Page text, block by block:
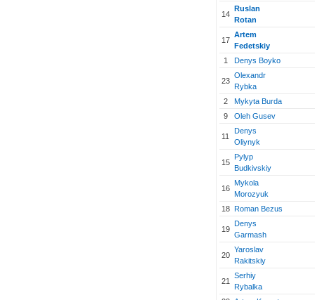
14
Ruslan
Rotan
17
Artem
Fedetskiy
1 Denys Boyko
23
Olexandr
Rybka
2 Mykyta Burda
9
Oleh Gusev
11
Denys
Oliynyk
15
Pylyp
Budkivskiy
16
Mykola
Morozyuk
18 Roman Bezus
19
Denys
Garmash
20
Yaroslav
Rakitskiy
21
Serhiy
Rybalka